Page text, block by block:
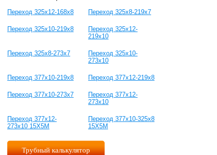
Переход 325х12-168х8 Переход 325х8-219х7
Переход 325х10-219х8
Переход 325х12-
219х10
Переход 325х8-273х7
Переход 325х10-
273х10
Переход 377х10-219х8 Переход 377х12-219х8
Переход 377х10-273х7
Переход 377х12-
273х10
Переход 377х12-
273х10 15Х5М
Переход 377х10-325х8
15Х5М
Трубный калькулятор